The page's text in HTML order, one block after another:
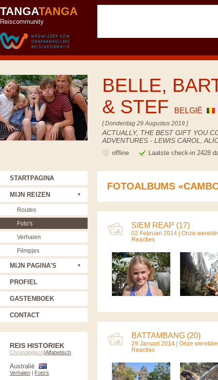
TANGATANGA
Reiscommunity
BELLE,
& STEF
BELGIË
[ Donderdag 29 Augustus 2019 ]
ACTUALLY, THE BEST GIFT YOU
ADVENTURES - LEWIS CAROL,
offline Laatste check-in 2428
FOTOALBUMS
SIEM REAP (17)
02 Februari 2014 | Onze
Reacties
BATTAMBANG (20)
29 Januari 2014 | Onze
Reacties
STARTPAGINA
MIJN REIZEN
Routes
Foto's
Verhalen
Filmpjes
MIJN PAGINA'S
PROFIEL
GASTENBOEK
CONTACT
REIS HISTORIEK
Chronologisch|Alfabetisch
Australië
Verhalen | Foto's